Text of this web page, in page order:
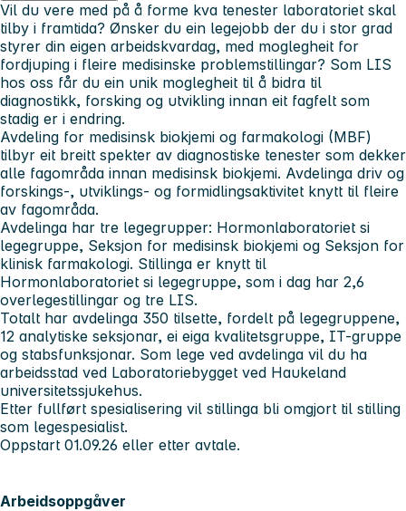
Vil du vere med på å forme kva tenester laboratoriet skal
tilby i framtida? Ønsker du ein legejobb der du i stor grad
styrer din eigen arbeidskvardag, med moglegheit for
fordjuping i fleire medisinske problemstillingar? Som LIS
hos oss får du ein unik moglegheit til å bidra til
diagnostikk, forsking og utvikling innan eit fagfelt som
stadig er i endring.
Avdeling for medisinsk biokjemi og farmakologi (MBF)
tilbyr eit breitt spekter av diagnostiske tenester som dekker
alle fagområda innan medisinsk biokjemi. Avdelinga driv og
forskings-, utviklings- og formidlingsaktivitet knytt til fleire
av fagområda.
Avdelinga har tre legegrupper: Hormonlaboratoriet si
legegruppe, Seksjon for medisinsk biokjemi og Seksjon for
klinisk farmakologi. Stillinga er knytt til
Hormonlaboratoriet si legegruppe, som i dag har 2,6
overlegestillingar og tre LIS.
Totalt har avdelinga 350 tilsette, fordelt på legegruppene,
12 analytiske seksjonar, ei eiga kvalitetsgruppe, IT-gruppe
og stabsfunksjonar. Som lege ved avdelinga vil du ha
arbeidsstad ved Laboratoriebygget ved Haukeland
universitetssjukehus.
Etter fullført spesialisering vil stillinga bli omgjort til stilling
som legespesialist.
Oppstart 01.09.26 eller etter avtale.
Arbeidsoppgåver